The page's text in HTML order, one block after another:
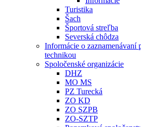
Turistika
Šach
Športová streľba
Severská chôdza
Informácie o zaznamenávaní
technikou
Spoločenské organizácie
DHZ
MO MS
PZ Turecká
ZO KD
ZO SZPB
ZO-SZTP